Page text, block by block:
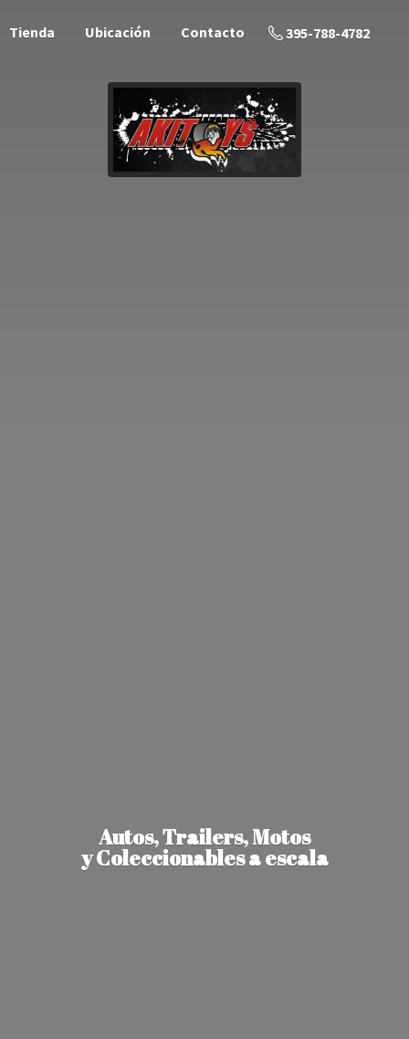
Tienda Ubicación Contacto 395-788-4782
Autos, Trailers, Motos
y Coleccionablesa escala